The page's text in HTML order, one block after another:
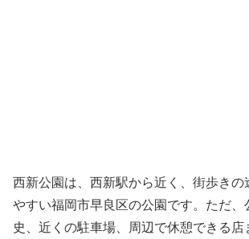
西新公園は、西新駅から近く、街歩きの
やすい福岡市早良区の公園です。ただ、
史、近くの駐車場、周辺で休憩できる店